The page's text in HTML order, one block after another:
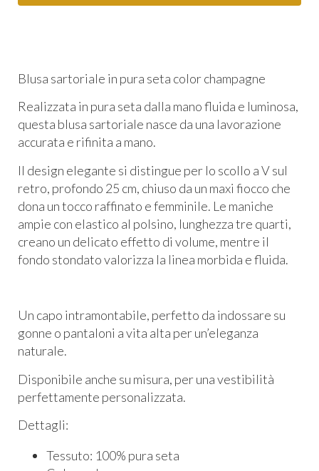
Blusa sartoriale in pura seta color champagne
Realizzata in pura seta dalla mano fluida e luminosa,
questa blusa sartoriale nasce da una lavorazione
accurata e rifinita a mano.
Il design elegante si distingue per lo scollo a V sul
retro, profondo 25 cm, chiuso da un maxi fiocco che
dona un tocco raffinato e femminile. Le maniche
ampie con elastico al polsino, lunghezza tre quarti,
creano un delicato effetto di volume, mentre il
fondo stondato valorizza la linea morbida e fluida.
Un capo intramontabile, perfetto da indossare su
gonne o pantaloni a vita alta per un’eleganza
naturale.
Disponibile anche su misura, per una vestibilità
perfettamente personalizzata.
Dettagli:
Tessuto: 100% pura seta